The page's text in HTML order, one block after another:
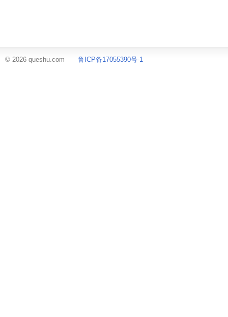
© 2026 queshu.com 鲁ICP备17055390号-1